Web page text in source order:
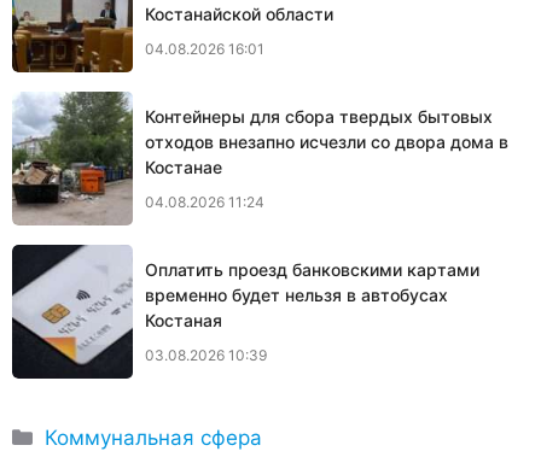
Костанайской области
04.08.2026 16:01
Контейнеры для сбора твердых бытовых
отходов внезапно исчезли со двора дома в
Костанае
04.08.2026 11:24
Оплатить проезд банковскими картами
временно будет нельзя в автобусах
Костаная
03.08.2026 10:39
Рубрики
Коммунальная сфера